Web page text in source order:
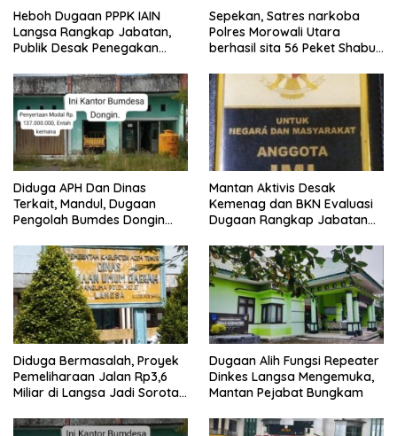
Heboh Dugaan PPPK IAIN
Langsa Rangkap Jabatan,
Publik Desak Penegakan
Sepekan, Satres narkoba
Polres Morowali Utara
berhasil sita 56 Peket Shabu
pelaku
Diduga APH Dan Dinas
Terkait, Mandul, Dugaan
Pengolah Bumdes Dongin
Program Pemerintah.
Mantan Aktivis Desak
Kemenag dan BKN Evaluasi
Dugaan Rangkap Jabatan
Diduga Bermasalah, Proyek
Pemeliharaan Jalan Rp3,6
Miliar di Langsa Jadi Sorotan
Dugaan Alih Fungsi Repeater
Dinkes Langsa Mengemuka,
Mantan Pejabat Bungkam